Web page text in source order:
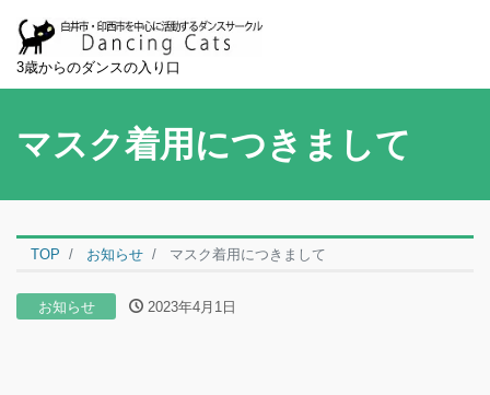
3歳からのダンスの入り口
マスク着用につきまして
TOP お知らせ マスク着用につきまして
お知らせ 2023年4月1日